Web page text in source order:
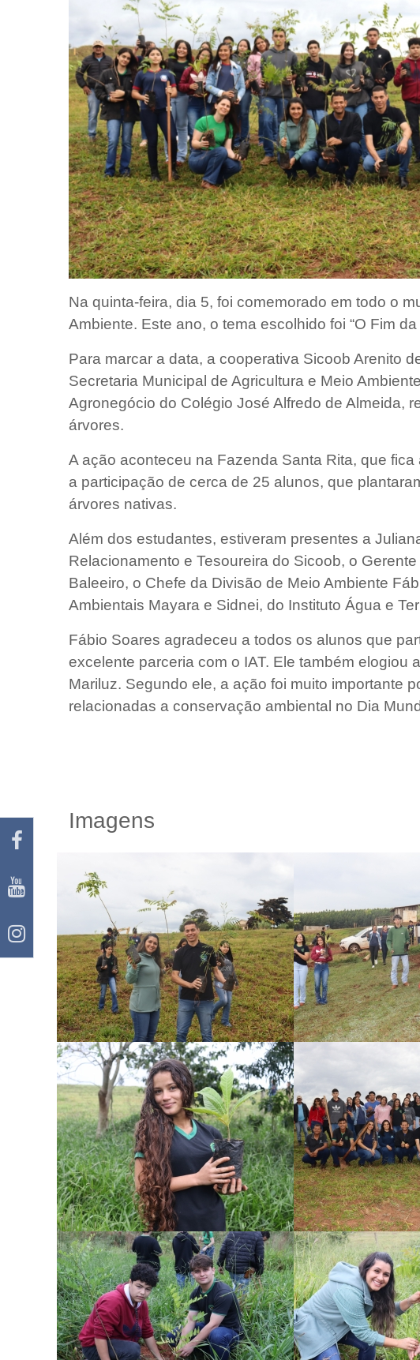
Na quinta-feira, dia 5, foi comemorado em todo o
Ambiente. Este ano, o tema escolhido foi “O Fim
Para marcar a data, a cooperativa Sicoob Arenito
Secretaria Municipal de Agricultura e Meio
Agronegócio do Colégio José Alfredo de Almeida,
árvores.
A ação aconteceu na Fazenda Santa Rita, que
a participação de cerca de 25 alunos, que
árvores nativas.
Além dos estudantes, estiveram presentes a
Relacionamento e Tesoureira do Sicoob, o
Baleeiro, o Chefe da Divisão de Meio Ambiente
Ambientais Mayara e Sidnei, do Instituto Água e
Fábio Soares agradeceu a todos os alunos que
excelente parceria com o IAT. Ele também elogiou
Mariluz. Segundo ele, a ação foi muito importante
relacionadas a conservação ambiental no Dia
Imagens